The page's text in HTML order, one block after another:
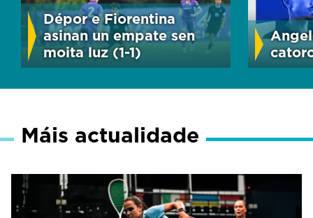
Dépor e Fiorentina
asinan un empate sen
moita luz (1-1)
Máis actualidade